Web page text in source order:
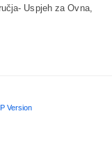
Uspjeh za Ovna,
Version